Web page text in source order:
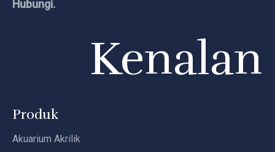
Hubungi.
Kenalan
Produk
Akuarium Akrilik